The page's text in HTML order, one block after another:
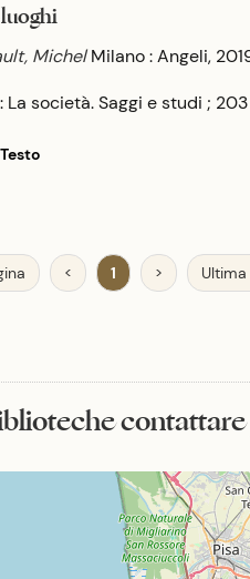
Michel Milano : Angeli,
: La società. Saggi e studi ; 203
Testo
< 1 >